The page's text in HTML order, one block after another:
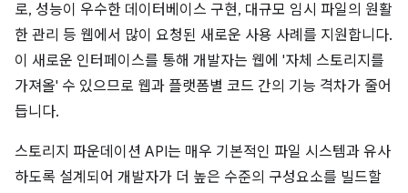
로, 성능이 우수한 데이터베이스 구현, 대규모 임시 파일의 원활
한 관리 등 웹에서 많이 요청된 새로운 사용 사례를 지원합니다.
이 새로운 인터페이스를 통해 개발자는 웹에 '자체 스토리지를
가져올' 수 있으므로 웹과 플랫폼별 코드 간의 기능 격차가 줄어
듭니다.
스토리지 파운데이션 API는 매우 기본적인 파일 시스템과 유사
하도록 설계되어 개발자가 더 높은 수준의 구성요소를 빌드할